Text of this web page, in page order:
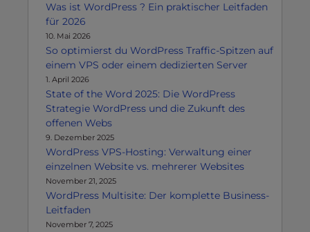
Was ist WordPress ? Ein praktischer Leitfaden
für 2026
10. Mai 2026
So optimierst du WordPress Traffic-Spitzen auf
einem VPS oder einem dedizierten Server
1. April 2026
State of the Word 2025: Die WordPress
Strategie WordPress und die Zukunft des
offenen Webs
9. Dezember 2025
WordPress VPS-Hosting: Verwaltung einer
einzelnen Website vs. mehrerer Websites
November 21, 2025
WordPress Multisite: Der komplette Business-
Leitfaden
November 7, 2025